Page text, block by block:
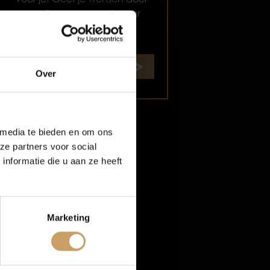
Over
te bieden en om ons
partners voor social
die u aan ze heeft
Marketing
en wij gaan op zoek naar
de perfecte match.
Start zoekopdracht
De Baaij